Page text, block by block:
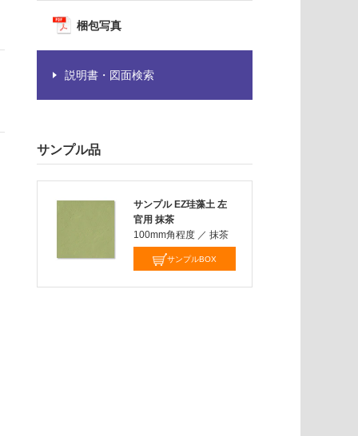
梱包写真
説明書・図面検索
サンプル品
サンプル EZ珪藻土 左
官用 抹茶
100mm角程度 ／ 抹茶
サンプルBOX